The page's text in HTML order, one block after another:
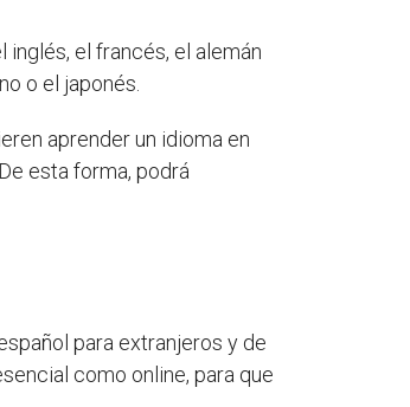
el francés, el alemán
o el japonés.
aprender un idioma en
esta forma, podrá
para extranjeros y de
como online, para que